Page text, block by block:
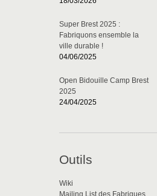
Super Brest 2025 :
Fabriquons ensemble la
ville durable !
04/06/2025
Open Bidouille Camp Brest
2025
24/04/2025
Outils
Wiki
Mailing List des Fabriques